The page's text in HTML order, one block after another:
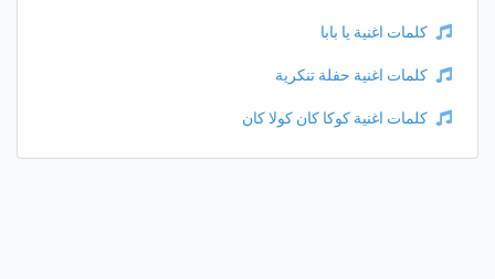
كلمات اغنية يا بابا
كلمات اغنية حفلة تنكرية
كلمات اغنية كوكا كان كولا كان